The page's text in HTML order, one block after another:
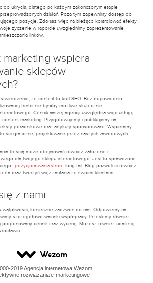
do ukrycia, dlatego po każdym zakończonym etapie
działań. Poza tym zapewnimy dostęp do
pozycje. Zdołasz więc na bieżąco kontrolować efekty
życzenie w raporcie uwzględnimy zaprezentowanie
linków.
marketing wspiera
sklepów
że content to król SEO. Bez odpowiednio
treści nie byłoby możliwe skutecznie
Cennik naszej agencji uwzględnia więc usługę
marketing. Przygotowujemy i publikujemy na
poradnikowe oraz artykuły sponsorowane. Wspieramy
graficzne, projektowane przez naszych zawodowych
treścią może obejmować również założenie i
dla twojego sklepu internetowego. Jest to sprawdzone
pozycjonowania stron long tail. Blog pozwoli ci również
oraz tworzyć więź zaufania ze swoimi klientami.
z nami
wątpliwości, koniecznie zadzwoń do nas. Odpowiemy na
szczegółowo warunki współpracy. Prześlemy również
proponowany cennik oraz wycenę. Możesz również udać się
Wezom
2019 Agencja internetowa Wezom
rozwiązania e-marketingowe